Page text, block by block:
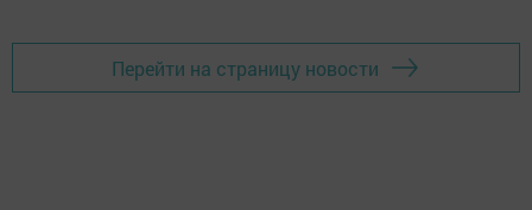
Перейти на страницу новости